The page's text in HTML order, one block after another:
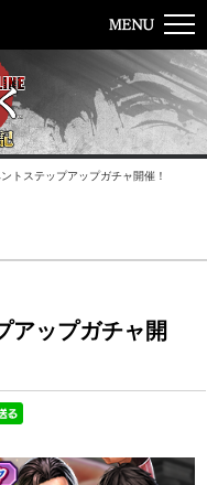
トステップアップガチャ開催！
アップガチャ開